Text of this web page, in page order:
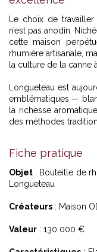
Le choix de
n’est pas anodin.
cette maison
rhumière artisanale,
la culture de la canne
Longueteau est
emblématiques —
la richesse
des méthodes
Fiche pratique
Objet : Bouteille de
Longueteau
Créateurs : Maison
Valeur : 130 000 €